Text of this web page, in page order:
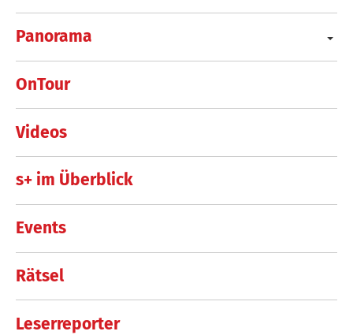
Panorama
OnTour
Videos
s+ im Überblick
Events
Rätsel
Leserreporter